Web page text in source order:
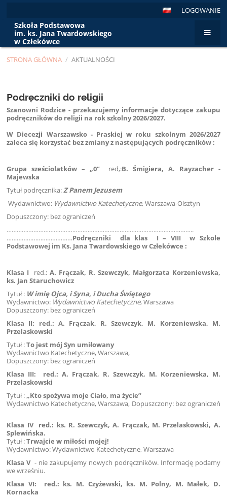
LOGOWANIE
Szkoła Podstawowa
im. ks. Jana Twardowskiego
w Człekówce
STRONA GŁÓWNA / AKTUALNOŚCI
Podręczniki do religii
Szanowni Rodzice - przekazujemy informacje dotyczące zakupu
podręczników do religii na rok szkolny 2026/2027.
W Diecezji Warszawsko - Praskiej w roku szkolnym 2026/2027
zaleca się korzystać bez zmiany z następujących podręczników :
Grupa sześciolatków – „0” red,:B. Śmigiera, A. Rayzacher -
Majewska
Tytuł podręcznika:Z Panem Jezusem
Wydawnictwo: Wydawnictwo Katechetyczne, Warszawa-Olsztyn
Dopuszczony: bez ograniczeń
………….……………………………………………………………………………………..
…………………………………Podręczniki dla klas I – VIII w Szkole
Podstawowej im Ks. Jana Twardowskiego w Człekówce :
Klasa I red.:A. Frączak, R. Szewczyk, Małgorzata Korzeniewska,
ks. Jan Staruchowicz
Tytuł : W imię Ojca, i Syna, i Ducha Świętego
Wydawnictwo: Wydawnictwo Katechetyczne, Warszawa
Dopuszczony: bez ograniczeń
Klasa II: red.: A. Frączak, R. Szewczyk, M. Korzeniewska, M.
Przelaskowski
Tytuł :To jest mój Syn umiłowany
Wydawnictwo Katechetyczne, Warszawa,
Dopuszczony: bez ograniczeń
Klasa III:
red.: A. Frączak, R. Szewczyk, M. Korzeniewska, M.
Przelaskowski
Tytuł :„Kto spożywa moje Ciało, ma życie”
Wydawnictwo Katechetyczne, Warszawa, Dopuszczony: bez ograniczeń
Klasa IV
red.: ks. R. Szewczyk, A. Frączak, M. Przelaskowski, A.
Splewińska.
Tytuł :Trwajcie w miłości mojej!
Wydawnictwo: Wydawnictwo Katechetyczne, Warszawa
Klasa V- nie zakupujemy nowych podręczników. Informację podamy
we wrześniu.
Klasa VI:
red.: ks. M. Czyżewski, ks. M. Polny, M. Małek, D.
Kornacka